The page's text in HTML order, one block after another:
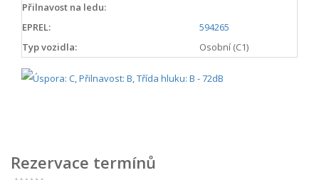
Přilnavost na ledu:
EPREL:
594265
Typ vozidla:
Osobní (C1)
Rezervace termínů